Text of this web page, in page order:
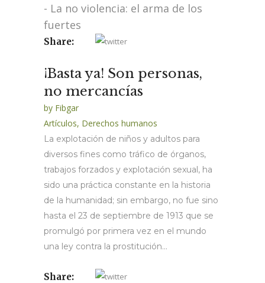
- La no violencia: el arma de los
fuertes
Share:
¡Basta ya! Son personas,
no mercancías
by Fibgar
Artículos, Derechos humanos
La explotación de niños y adultos para
diversos fines como tráfico de órganos,
trabajos forzados y explotación sexual, ha
sido una práctica constante en la historia
de la humanidad; sin embargo, no fue sino
hasta el 23 de septiembre de 1913 que se
promulgó por primera vez en el mundo
una ley contra la prostitución...
Share: